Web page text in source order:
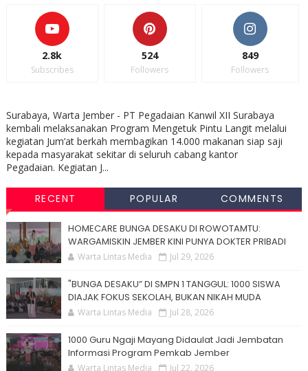
2.8k
Subscribes
524
Followers
849
Followers
Surabaya, Warta Jember - PT Pegadaian Kanwil XII Surabaya
kembali melaksanakan Program Mengetuk Pintu Langit melalui
kegiatan Jum’at berkah membagikan 14.000 makanan siap saji
kepada masyarakat sekitar di seluruh cabang kantor
Pegadaian. Kegiatan J...
RECENT POPULAR COMMENTS
HOMECARE BUNGA DESAKU DI ROWOTAMTU:
WARGAMISKIN JEMBER KINI PUNYA DOKTER PRIBADI
Warta Lintas Media Jul 29, 2026
"BUNGA DESAKU” DI SMPN 1 TANGGUL: 1000 SISWA
DIAJAK FOKUS SEKOLAH, BUKAN NIKAH MUDA
Warta Lintas Media Jul 28, 2026
1000 Guru Ngaji Mayang Didaulat Jadi Jembatan
Informasi Program Pemkab Jember
Warta Lintas Media Jul 22, 2026